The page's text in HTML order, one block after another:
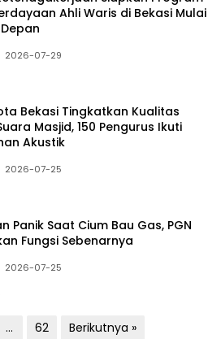
Ahli Waris di Bekasi Mulai
2026-07-29
Bekasi Tingkatkan Kualitas
Masjid, 150 Pengurus Ikuti
Akustik
2026-07-25
Panik Saat Cium Bau Gas, PGN
Fungsi Sebenarnya
2026-07-25
… 62 Berikutnya »